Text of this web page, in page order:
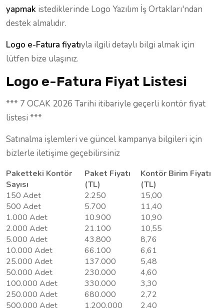
yapmak istediklerinde Logo Yazılım İş Ortakları'ndan
destek almalıdır.
Logo e-Fatura fiyatıyla ilgili detaylı bilgi almak için
lütfen bize ulaşınız.
Logo e-Fatura Fiyat Listesi
*** 7 OCAK 2026 Tarihi itibariyle geçerli kontör fiyat
listesi ***
Satınalma işlemleri ve güncel kampanya bilgileri için
bizlerle iletişime geçebilirsiniz
Paketteki Kontör
Sayısı
Paket Fiyatı
(TL)
Kontör Birim Fiyatı
(TL)
150 Adet
2.250
15,00
500 Adet
5.700
11,40
1.000 Adet
10.900
10,90
2.000 Adet
21.100
10,55
5.000 Adet
43.800
8,76
10.000 Adet
66.100
6,61
25.000 Adet
137.000
5,48
50.000 Adet
230.000
4,60
100.000 Adet
330.000
3,30
250.000 Adet
680.000
2,72
500.000 Adet
1.200,000 2,40